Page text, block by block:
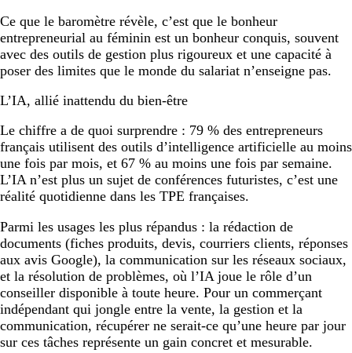
Ce que le baromètre révèle, c’est que le bonheur
entrepreneurial au féminin est un bonheur conquis, souvent
avec des outils de gestion plus rigoureux et une capacité à
poser des limites que le monde du salariat n’enseigne pas.
L’IA, allié inattendu du bien-être
Le chiffre a de quoi surprendre : 79 % des entrepreneurs
français utilisent des outils d’intelligence artificielle au moins
une fois par mois, et 67 % au moins une fois par semaine.
L’IA n’est plus un sujet de conférences futuristes, c’est une
réalité quotidienne dans les TPE françaises.
Parmi les usages les plus répandus : la rédaction de
documents (fiches produits, devis, courriers clients, réponses
aux avis Google), la communication sur les réseaux sociaux,
et la résolution de problèmes, où l’IA joue le rôle d’un
conseiller disponible à toute heure. Pour un commerçant
indépendant qui jongle entre la vente, la gestion et la
communication, récupérer ne serait-ce qu’une heure par jour
sur ces tâches représente un gain concret et mesurable.